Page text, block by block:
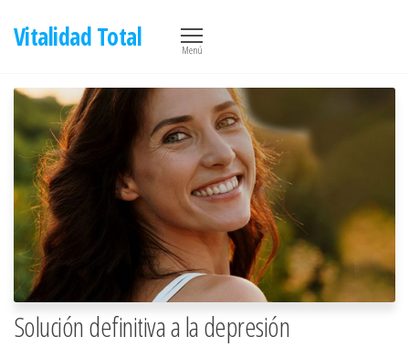
Vitalidad Total Menú
Solución definitiva a la depresión